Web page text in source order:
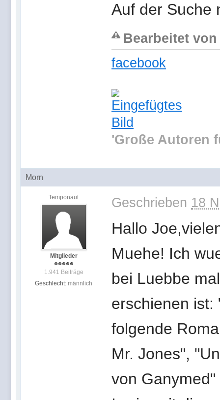
Auf der Suche
Bearbeitet von
facebook
'Große Autoren
Morn
Temponaut
Mitglieder
1.941 Beiträge
Geschlecht: männlich
Geschrieben 18
Hallo
Muehe! Ich
bei Luebbe
erschienen ist:
folgende
Mr. Jones",
von